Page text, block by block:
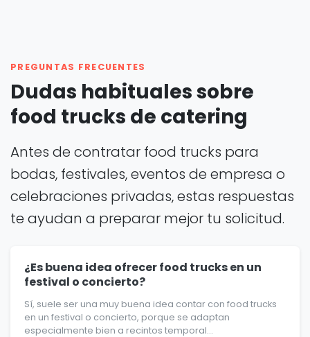
PREGUNTAS FRECUENTES
Dudas habituales sobre
food trucks de catering
Antes de contratar food trucks para
bodas, festivales, eventos de empresa o
celebraciones privadas, estas respuestas
te ayudan a preparar mejor tu solicitud.
¿Es buena idea ofrecer food trucks en un
festival o concierto?
Sí, suele ser una muy buena idea contar con food trucks
en un festival o concierto, porque se adaptan
especialmente bien a recintos temporal...